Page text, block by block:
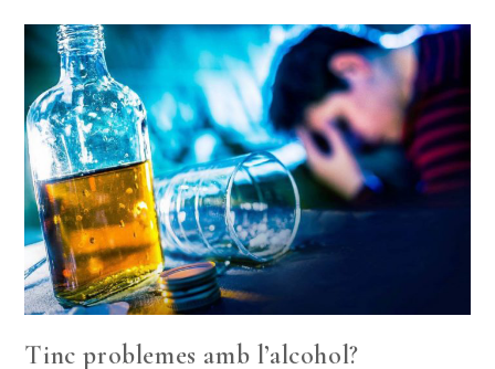
Tinc problemes amb l’alcohol?